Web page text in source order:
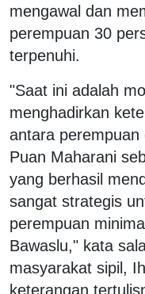
mengawal dan
perempuan 30
terpenuhi.
"Saat ini adalah
menghadirkan
antara perempuan
Puan Maharani
yang berhasil
sangat strategis
perempuan
Bawaslu," kata
masyarakat sipil,
keterangan